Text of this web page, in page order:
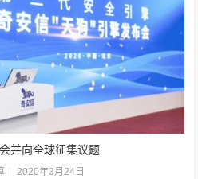
并向全球征集议题
2020年3月24日